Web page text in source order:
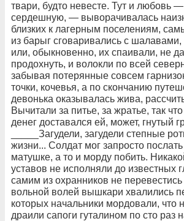
твари, будто невесте. Тут и любовь
сердешную, — выворачивалась
близких к лагерным поселениям,
из барыг сговаривались с
или, обыкновенно, их спаивали, не
продохнуть, и волокли по всей
забывая потерянные совсем
точки, кочевья, а по скончанию
девонька оказывалась жива,
Вычитали за питье, за жратье, так
денег доставался ей, может, гнутый
_____Загудели, загудели степные
жизни... Солдат мог запросто
матушке, а то и морду побить.
уставов не исполняли до известных
самим из охранников не
вольной волей вышкари хвалились
которых начальники мордовали, что
драили сапоги гуталином по сто раз